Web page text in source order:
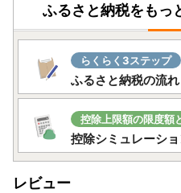
ふるさと納税をもっ
らくらく3ステップ
ふるさと納税の流れ
控除上限額の限度額
控除シミュレーシ
レビュー